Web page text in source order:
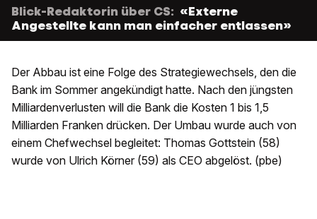
Blick-Redaktorin über CS: «Externe
Angestellte kann man einfacher entlassen»
Der Abbau ist eine Folge des Strategiewechsels, den die
Bank im Sommer angekündigt hatte. Nach den jüngsten
Milliardenverlusten will die Bank die Kosten 1 bis 1,5
Milliarden Franken drücken. Der Umbau wurde auch von
einem Chefwechsel begleitet: Thomas Gottstein (58)
wurde von Ulrich Körner (59) als CEO abgelöst. (pbe)